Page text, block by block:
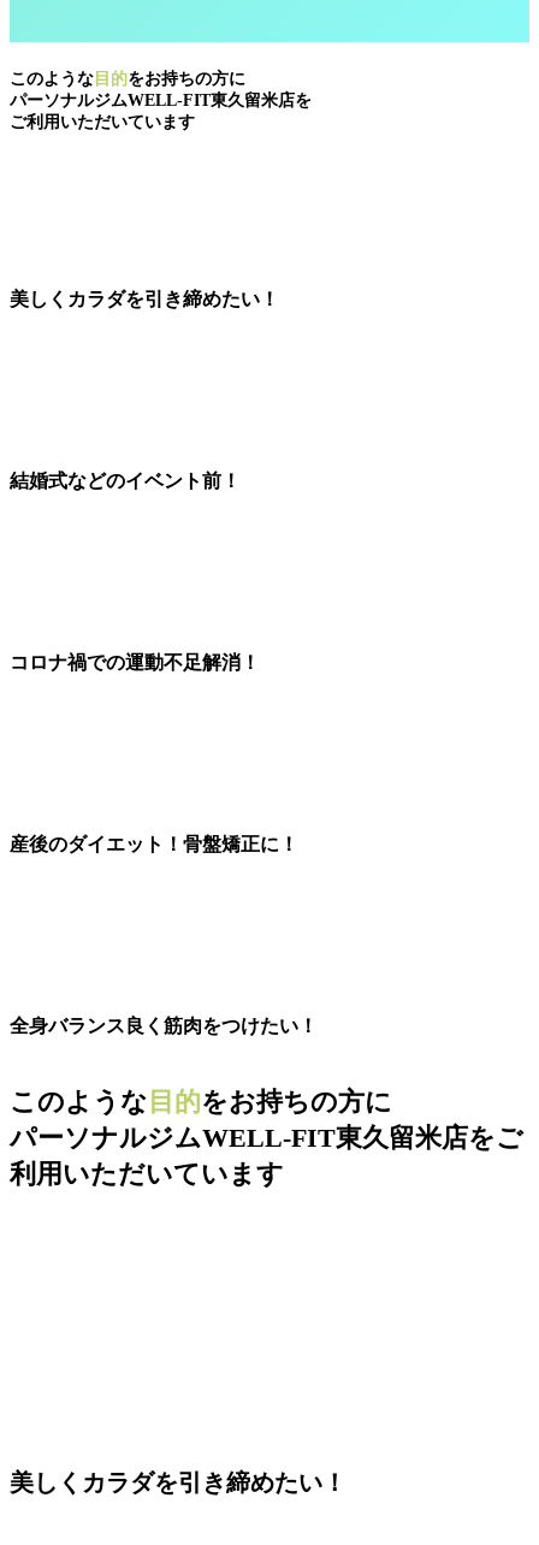
このような 目的をお持ちの方に
パーソナルジムWELL-FIT東久留米店を
ご利用いただいています
美しくカラダを引き締めたい！
結婚式などのイベント前！
コロナ禍での運動不足解消 ！
産後のダイエット！骨盤矯正に！
全身バランス良く筋肉をつけたい！
このような 目的をお持ちの方に
パーソナルジムWELL-FIT東久留米店をご
利用いただいています
美しくカラダを引き締めたい！